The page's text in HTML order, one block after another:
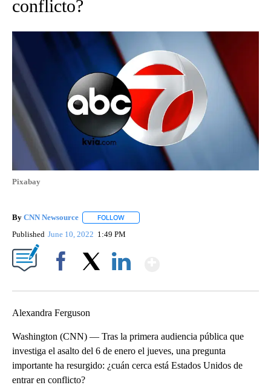
conflicto?
Pixabay
By CNN Newsource FOLLOW
Published June 10, 2022 1:49 PM
Alexandra Ferguson
Washington (CNN) — Tras la primera audiencia pública que
investiga el asalto del 6 de enero el jueves, una pregunta
importante ha resurgido: ¿cuán cerca está Estados Unidos de
entrar en conflicto?